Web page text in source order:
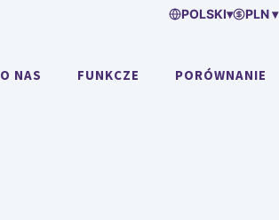
POLSKI▾ PLN ▾
O NAS FUNKCZE PORÓWNANIE